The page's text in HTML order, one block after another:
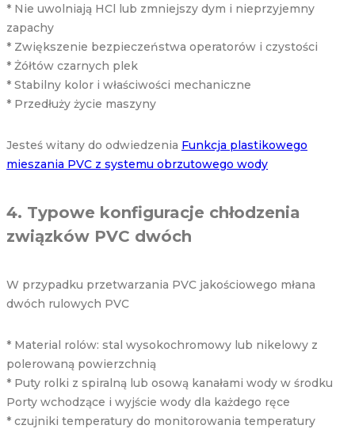
* Nie uwolniają HCl lub zmniejszy dym i nieprzyjemny
zapachy
* Zwiększenie bezpieczeństwa operatorów i czystości
* Żółtów czarnych plek
* Stabilny kolor i właściwości mechaniczne
* Przedłuży życie maszyny
Jesteś witany do odwiedzenia Funkcja plastikowego
mieszania PVC z systemu obrzutowego wody
4. Typowe konfiguracje chłodzenia
związków PVC dwóch
W przypadku przetwarzania PVC jakościowego młana
dwóch rulowych PVC
* Material rolów: stal wysokochromowy lub nikelowy z
polerowaną powierzchnią
* Puty rolki z spiralną lub osową kanałami wody w środku
Porty wchodzące i wyjście wody dla każdego ręce
* czujniki temperatury do monitorowania temperatury